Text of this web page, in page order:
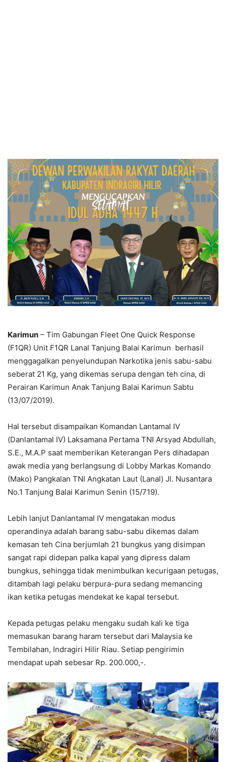
Karimun – Tim Gabungan Fleet One Quick Response
(F1QR) Unit F1QR Lanal Tanjung Balai Karimun berhasil
menggagalkan penyelundupan Narkotika jenis sabu-sabu
seberat 21 Kg, yang dikemas serupa dengan teh cina, di
Perairan Karimun Anak Tanjung Balai Karimun Sabtu
(13/07/2019).
Hal tersebut disampaikan Komandan Lantamal IV
(Danlantamal IV) Laksamana Pertama TNI Arsyad Abdullah,
S.E., M.A.P saat memberikan Keterangan Pers dihadapan
awak media yang berlangsung di Lobby Markas Komando
(Mako) Pangkalan TNI Angkatan Laut (Lanal) Jl. Nusantara
No.1 Tanjung Balai Karimun Senin (15/719).
Lebih lanjut Danlantamal IV mengatakan modus
operandinya adalah barang sabu-sabu dikemas dalam
kemasan teh Cina berjumlah 21 bungkus yang disimpan
sangat rapi didepan palka kapal yang dipress dalam
bungkus, sehingga tidak menimbulkan kecurigaan petugas,
ditambah lagi pelaku berpura-pura sedang memancing
ikan ketika petugas mendekat ke kapal tersebut.
Kepada petugas pelaku mengaku sudah kali ke tiga
memasukan barang haram tersebut dari Malaysia ke
Tembilahan, Indragiri Hilir Riau. Setiap pengirimin
mendapat upah sebesar Rp. 200.000,-.